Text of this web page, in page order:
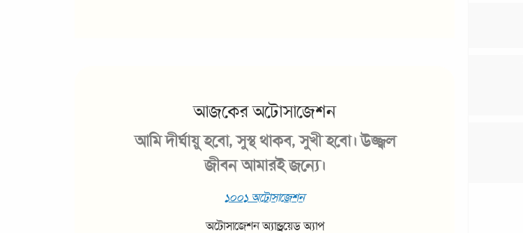
আজকের অটোসাজেশন
আমি দীর্ঘায়ু হবো, সুস্থ থাকব, সুখী হবো। উজ্জ্বল
জীবন আমারই জন্যে।
১০০১ অটোসাজেশন
অটোসাজেশন অ্যান্ড্রয়েড অ্যাপ